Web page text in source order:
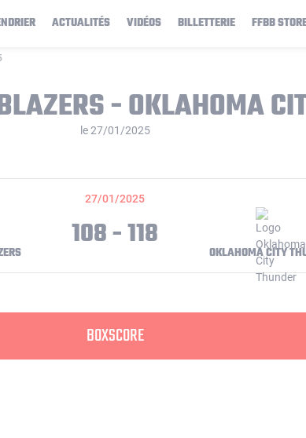
ACTUALITÉS VIDÉOS BILLETTERIE FFBB
- OKLAHOMA
le 27/01/2025
27/01/2025
108 - 118 OKLAHOMA CITY
BOXSCORE